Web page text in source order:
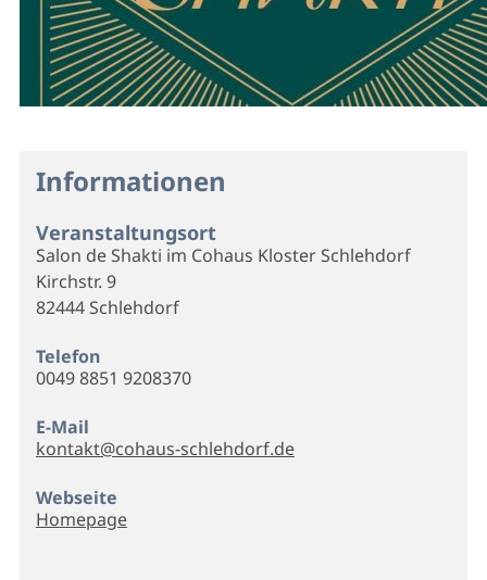
Informationen
Veranstaltungsort
Salon de Shakti im Cohaus Kloster Schlehdorf
Kirchstr. 9
82444 Schlehdorf
Telefon
0049 8851 9208370
E-Mail
kontakt@cohaus-schlehdorf.de
Webseite
Homepage